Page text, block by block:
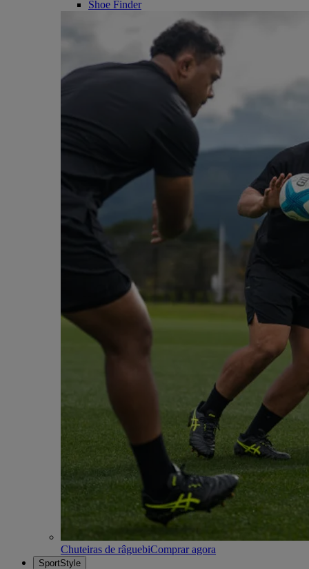
Shoe Finder
Chuteiras de râguebiComprar agora
SportStyle